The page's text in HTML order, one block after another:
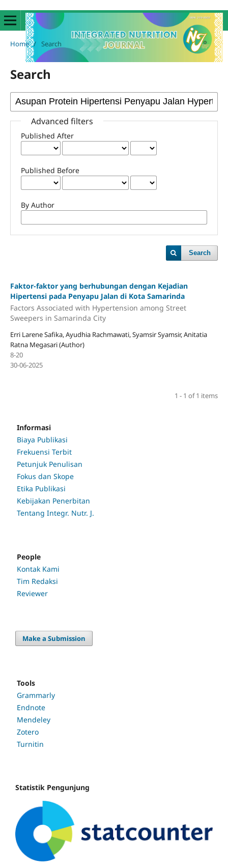
Home / Search
Search
Advanced filters
Published After
Published Before
By Author
Search
Faktor-faktor yang berhubungan dengan Kejadian
Hipertensi pada Penyapu Jalan di Kota Samarinda
Factors Associated with Hypertension among Street
Sweepers in Samarinda City
Erri Larene Safika, Ayudhia Rachmawati, Syamsir Syamsir, Anitatia
Ratna Megasari (Author)
8-20
30-06-2025
1 - 1 of 1 items
Informasi
Biaya Publikasi
Frekuensi Terbit
Petunjuk Penulisan
Fokus dan Skope
Etika Publikasi
Kebijakan Penerbitan
Tentang Integr. Nutr. J.
People
Kontak Kami
Tim Redaksi
Reviewer
Make a Submission
Tools
Grammarly
Endnote
Mendeley
Zotero
Turnitin
Statistik Pengunjung